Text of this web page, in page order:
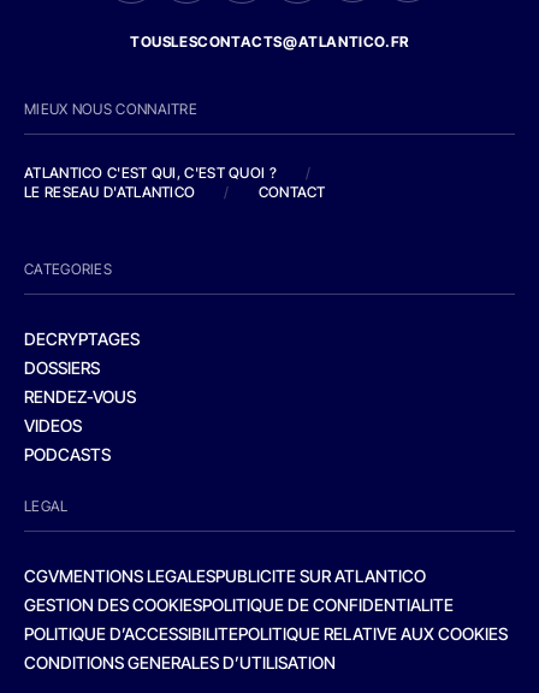
TOUSLESCONTACTS@ATLANTICO.FR
MIEUX NOUS CONNAITRE
ATLANTICO C'EST QUI, C'EST QUOI ?
/
LE RESEAU D'ATLANTICO
/ CONTACT
CATEGORIES
DECRYPTAGES
DOSSIERS
RENDEZ-VOUS
VIDEOS
PODCASTS
LEGAL
CGVMENTIONS LEGALESPUBLICITE SUR ATLANTICO
GESTION DES COOKIESPOLITIQUE DE CONFIDENTIALITE
POLITIQUE D’ACCESSIBILITEPOLITIQUE RELATIVE AUX COOKIES
CONDITIONS GENERALES D’UTILISATION